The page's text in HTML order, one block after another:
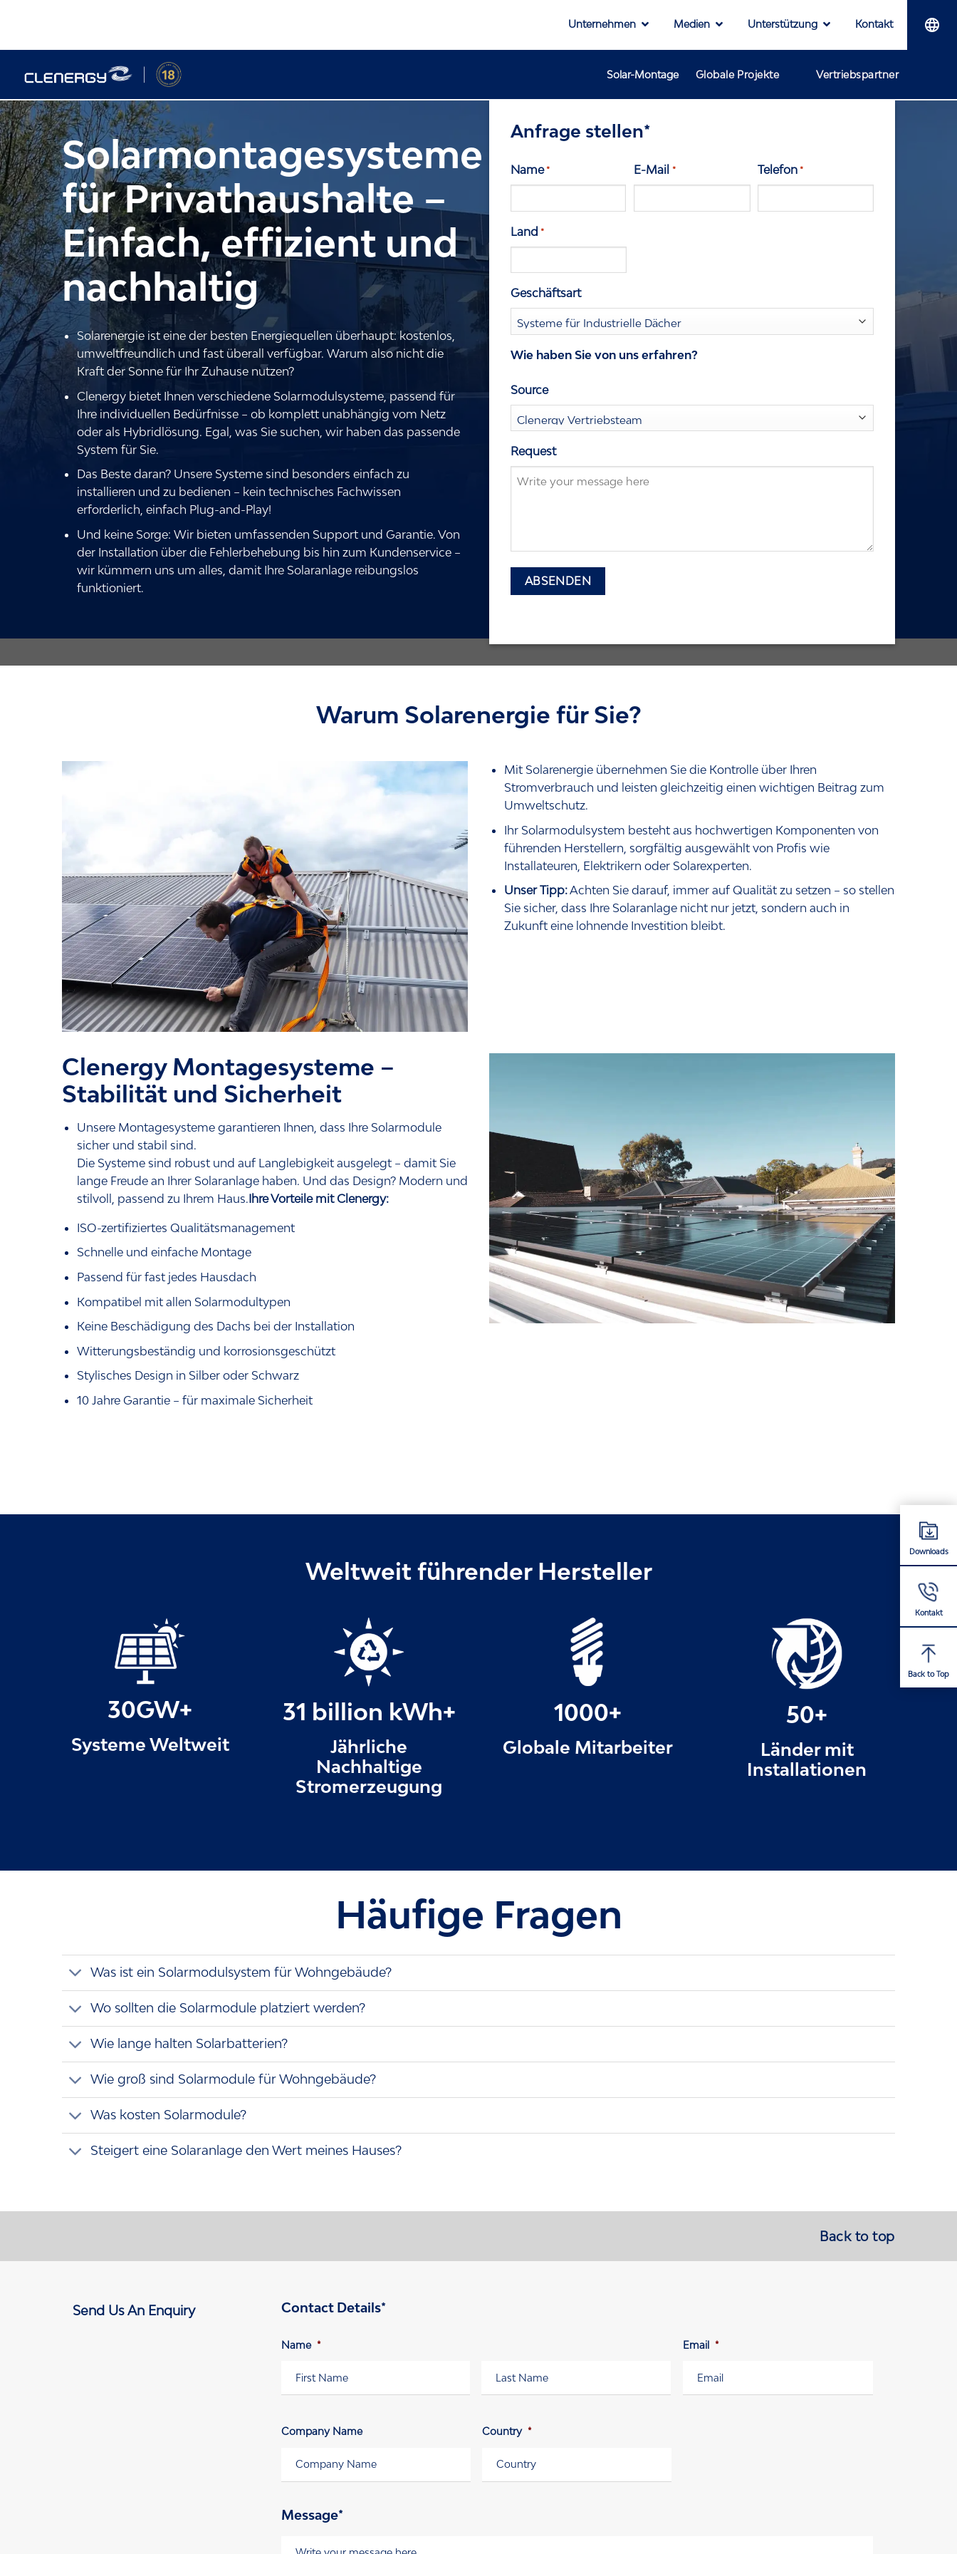
Downloads
Kontakt
Back to Top
Unternehmen Medien Unterstützung Kontakt
Solar-Montage Globale Projekte Vertriebspartner
Solarmontagesysteme
für Privathaushalte –
Einfach, effizient und
nachhaltig
Solarenergie ist eine der besten Energiequellen überhaupt: kostenlos,
umweltfreundlich und fast überall verfügbar. Warum also nicht die
Kraft der Sonne für Ihr Zuhause nutzen?
Clenergy bietet Ihnen verschiedene Solarmodulsysteme, passend für
Ihre individuellen Bedürfnisse – ob komplett unabhängig vom Netz
oder als Hybridlösung. Egal, was Sie suchen, wir haben das passende
System für Sie.
Das Beste daran? Unsere Systeme sind besonders einfach zu
installieren und zu bedienen – kein technisches Fachwissen
erforderlich, einfach Plug-and-Play!
Und keine Sorge: Wir bieten umfassenden Support und Garantie. Von
der Installation über die Fehlerbehebung bis hin zum Kundenservice –
wir kümmern uns um alles, damit Ihre Solaranlage reibungslos
funktioniert.
Anfrage stellen*
Name * E-Mail * Telefon *
Land *
Geschäftsart
Wie haben Sie von uns erfahren?
Source
Request
Warum Solarenergie für Sie?
Mit Solarenergie übernehmen Sie die Kontrolle über Ihren
Stromverbrauch und leisten gleichzeitig einen wichtigen Beitrag zum
Umweltschutz.
Ihr Solarmodulsystem besteht aus hochwertigen Komponenten von
führenden Herstellern, sorgfältig ausgewählt von Profis wie
Installateuren, Elektrikern oder Solarexperten.
Unser Tipp:Achten Sie darauf, immer auf Qualität zu setzen – so stellen
Sie sicher, dass Ihre Solaranlage nicht nur jetzt, sondern auch in
Zukunft eine lohnende Investition bleibt.
Clenergy Montagesysteme –
Stabilität und Sicherheit
Unsere Montagesysteme garantieren Ihnen, dass Ihre Solarmodule
sicher und stabil sind.
Die Systeme sind robust und auf Langlebigkeit ausgelegt – damit Sie
lange Freude an Ihrer Solaranlage haben. Und das Design? Modern und
stilvoll, passend zu Ihrem Haus.Ihre Vorteile mit Clenergy:
ISO-zertifiziertes Qualitätsmanagement
Schnelle und einfache Montage
Passend für fast jedes Hausdach
Kompatibel mit allen Solarmodultypen
Keine Beschädigung des Dachs bei der Installation
Witterungsbeständig und korrosionsgeschützt
Stylisches Design in Silber oder Schwarz
10 Jahre Garantie – für maximale Sicherheit
Weltweit führender Hersteller
30GW+
Systeme Weltweit
31 billion kWh+
Jährliche
Nachhaltige
Stromerzeugung
1000+
Globale Mitarbeiter
50+
Länder mit
Installationen
Häufige Fragen
Was ist ein Solarmodulsystem für Wohngebäude?
Wo sollten die Solarmodule platziert werden?
Wie lange halten Solarbatterien?
Wie groß sind Solarmodule für Wohngebäude?
Was kosten Solarmodule?
Steigert eine Solaranlage den Wert meines Hauses?
Back to top
Send Us An Enquiry Contact Details*
Name * Email *
Company Name Country *
Message*